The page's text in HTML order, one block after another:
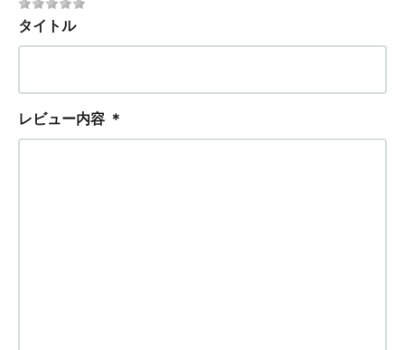
タイトル
レビュー内容 ＊